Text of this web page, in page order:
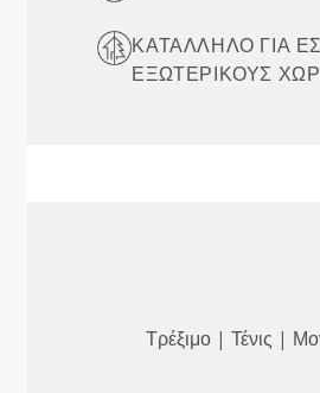
ΚΑΤΆΛΛΗΛΟ ΓΙΑ
ΕΞΩΤΕΡΙΚΟΎΣ
Τρέξιμο | Τένις |